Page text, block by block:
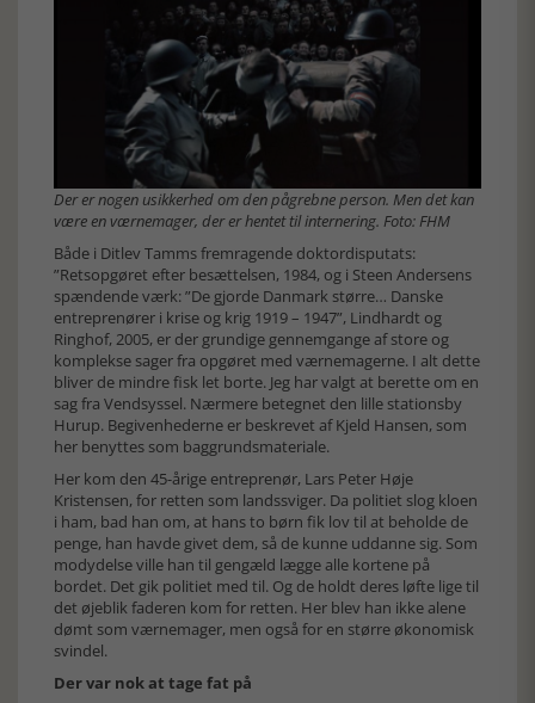
Der er nogen usikkerhed om den pågrebne person. Men det kan
være en værnemager, der er hentet til internering. Foto: FHM
Både i Ditlev Tamms fremragende doktordisputats:
”Retsopgøret efter besættelsen, 1984, og i Steen Andersens
spændende værk: ”De gjorde Danmark større… Danske
entreprenører i krise og krig 1919 – 1947”, Lindhardt og
Ringhof, 2005, er der grundige gennemgange af store og
komplekse sager fra opgøret med værnemagerne. I alt dette
bliver de mindre fisk let borte. Jeg har valgt at berette om en
sag fra Vendsyssel. Nærmere betegnet den lille stationsby
Hurup. Begivenhederne er beskrevet af Kjeld Hansen, som
her benyttes som baggrundsmateriale.
Her kom den 45-årige entreprenør, Lars Peter Høje
Kristensen, for retten som landssviger. Da politiet slog kloen
i ham, bad han om, at hans to børn fik lov til at beholde de
penge, han havde givet dem, så de kunne uddanne sig. Som
modydelse ville han til gengæld lægge alle kortene på
bordet. Det gik politiet med til. Og de holdt deres løfte lige til
det øjeblik faderen kom for retten. Her blev han ikke alene
dømt som værnemager, men også for en større økonomisk
svindel.
Der var nok at tage fat på